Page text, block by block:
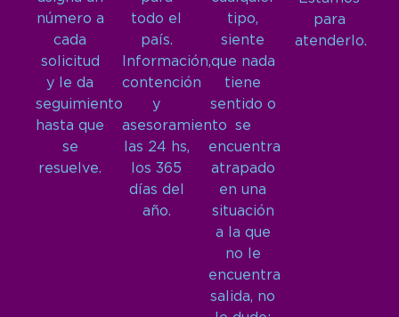
número a
cada
solicitud
y le da
seguimiento
hasta que
se
resuelve.
todo el
país.
Información,
contención
y
asesoramiento
las 24 hs,
los 365
días del
año.
tipo,
siente
que nada
tiene
sentido o
se
encuentra
atrapado
en una
situación
a la que
no le
encuentra
salida, no
para
atenderlo.